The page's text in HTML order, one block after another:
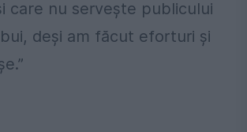
care nu servește publicului
deși am făcut eforturi și